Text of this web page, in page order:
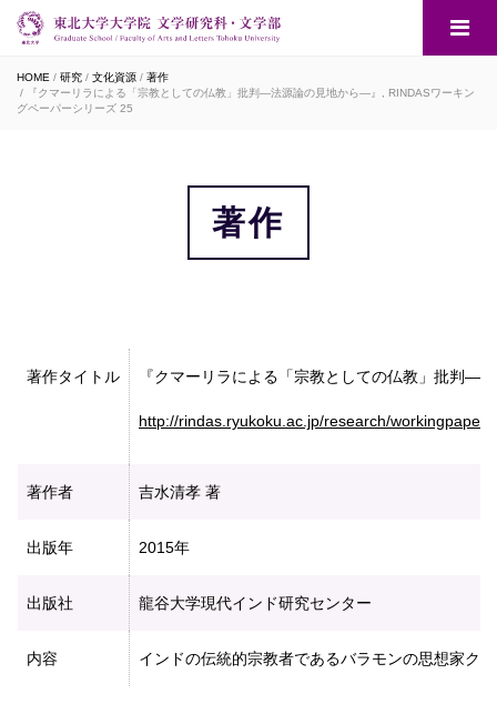
HOME 研究 文化資源
著作
『クマーリラによる「宗教としての仏教」批判―法源論の見地から―』, RINDASワーキン
グペーパーシリーズ 25
著作
著作タイトル 『クマーリラによる「宗教としての仏教」批判―
http://rindas.ryukoku.ac.jp/research/workingpaper/
著作者 吉水清孝 著
出版年 2015年
出版社 龍谷大学現代インド研究センター
内容 インドの伝統的宗教者であるバラモンの思想家ク